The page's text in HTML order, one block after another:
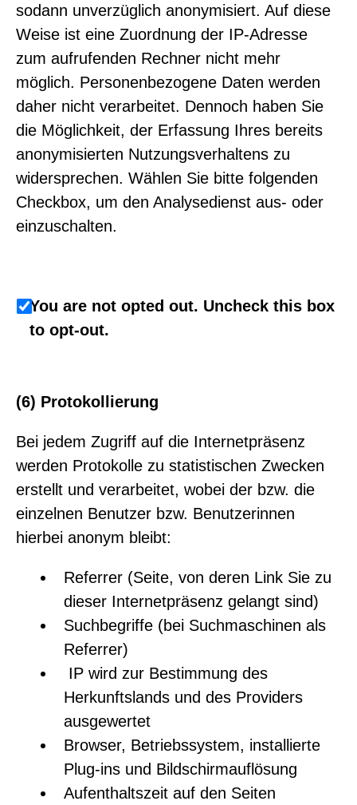
sodann unverzüglich anonymisiert. Auf diese
Weise ist eine Zuordnung der IP-Adresse
zum aufrufenden Rechner nicht mehr
möglich. Personenbezogene Daten werden
daher nicht verarbeitet. Dennoch haben Sie
die Möglichkeit, der Erfassung Ihres bereits
anonymisierten Nutzungsverhaltens zu
widersprechen. Wählen Sie bitte folgenden
Checkbox, um den Analysedienst aus- oder
einzuschalten.
You are not opted out. Uncheck this box
to opt-out.
(6) Protokollierung
Bei jedem Zugriff auf die Internetpräsenz
werden Protokolle zu statistischen Zwecken
erstellt und verarbeitet, wobei der bzw. die
einzelnen Benutzer bzw. Benutzerinnen
hierbei anonym bleibt:
Referrer (Seite, von deren Link Sie zu
dieser Internetpräsenz gelangt sind)
Suchbegriffe (bei Suchmaschinen als
Referrer)
IP wird zur Bestimmung des
Herkunftslands und des Providers
ausgewertet
Browser, Betriebssystem, installierte
Plug-ins und Bildschirmauflösung
Aufenthaltszeit auf den Seiten